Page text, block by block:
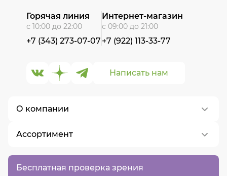
Бесплатная проверка зрения
О компании
О нас
Контакты
Вакансии
Ассортимент
Написать нам
Горячая линия
с 10:00 до 22:00
+7 (343) 273-07-07
Интернет-магазин
с 09:00 до 21:00
+7 (922) 113-33-77